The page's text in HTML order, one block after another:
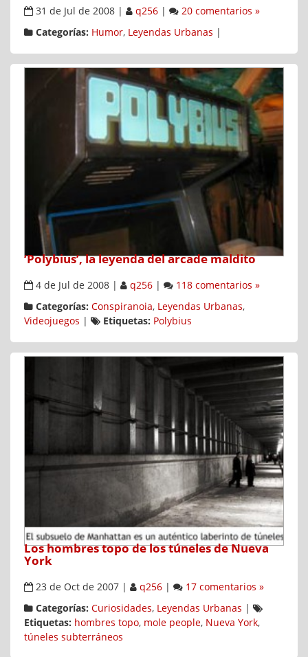
31 de Jul de 2008 | q256 |
20 comentarios »
Categorías: Humor, Leyendas Urbanas |
‘Polybius’, la leyenda del arcade maldito
4 de Jul de 2008 | q256 |
118 comentarios »
Categorías: Conspiranoia, Leyendas Urbanas,
Videojuegos | Etiquetas: Polybius
Los hombres topo de los túneles de Nueva
York
23 de Oct de 2007 | q256 |
17 comentarios »
Categorías: Curiosidades, Leyendas Urbanas |
Etiquetas: hombres topo, mole people, Nueva York,
túneles subterráneos